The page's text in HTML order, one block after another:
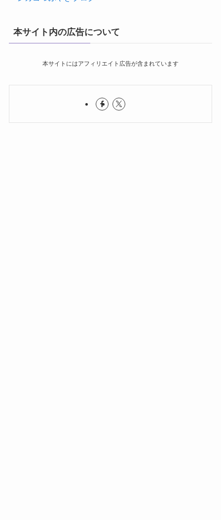
本サイト内の広告について
本サイトにはアフィリエイト広告が含まれています